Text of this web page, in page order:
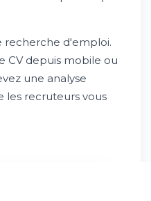
par les
recherche d'emploi.
CV depuis mobile ou
une analyse
recruteurs vous